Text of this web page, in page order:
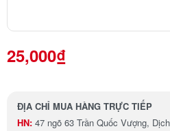
25,000₫
ĐỊA CHỈ MUA HÀNG TRỰC TIẾP
HN:47 ngõ 63 Trần Quốc Vượng,